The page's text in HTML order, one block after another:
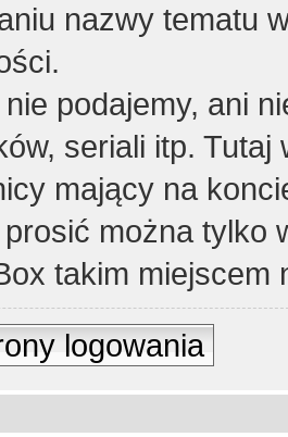
nazwy tematu
podajemy, ani
seriali itp. Tutaj
mający na
można tylko
takim miejscem
logowania